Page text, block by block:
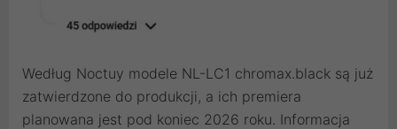
Według Noctuy modele NL-LC1 chromax.black są już
zatwierdzone do produkcji, a ich premiera
planowana jest pod koniec 2026 roku. Informacja